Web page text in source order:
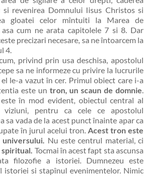
si revenirea Domnului Iisus Christos si
gloatei celor mîntuiti la Marea de
cum ne arata capitolele 7 si 8. Dar
precizari necesare, sa ne întoarcem la
4.
privind prin usa deschisa, apostolul
sa ne informeze cu privire la lucrurile
el le-a vazut în cer. Primul obiect care i-a
este un tron, un scaun de domnie.
în mod evident, obiectul central al
viziuni, pentru ca cele ce apostolul
sa vada de la acest punct înainte apar ca
în jurul acelui tron. Acest tron este
Nu este centrul material, ci
Tocmai în acest fapt sta ascunsa
filozofie a istoriei. Dumnezeu este
istoriei si stapînul evenimentelor. Nimic